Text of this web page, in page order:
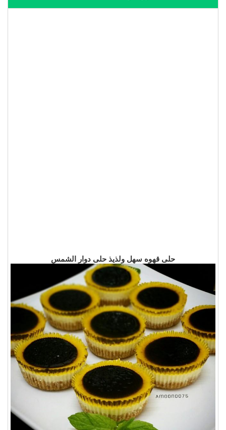
حلى قهوه سهل ولذيذ حلى دوار الشمس